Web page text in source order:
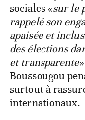
sociales «sur le
rappelé son
apaisée et
des élections
et transparente
Boussougou
surtout à
internationaux.